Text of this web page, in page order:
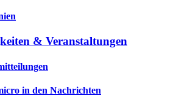
& Veranstaltungen
in den Nachrichten